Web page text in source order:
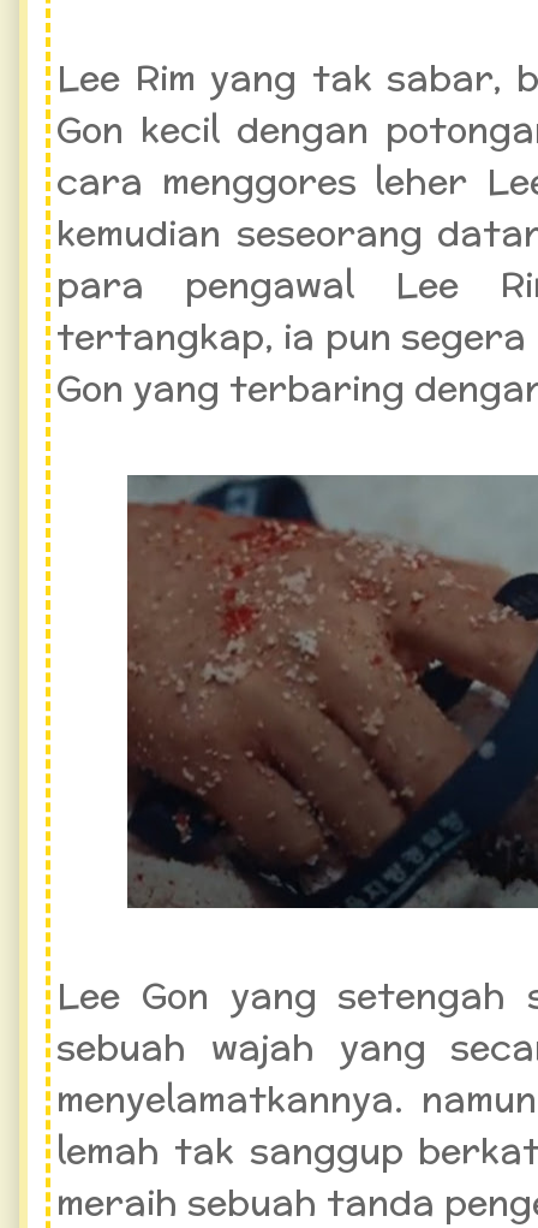
Lee Rim yang tak sabar,
Gon kecil dengan
cara menggores leher
kemudian seseorang
para pengawal Lee
tertangkap, ia pun segera
Gon yang terbaring
Lee Gon yang setengah
sebuah wajah yang
menyelamatkannya.
lemah tak sanggup
meraih sebuah tanda